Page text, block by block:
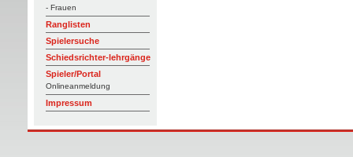
- Frauen
Ranglisten
Spielersuche
Schiedsrichter-lehrgänge
Spieler/Portal
Onlineanmeldung
Impressum